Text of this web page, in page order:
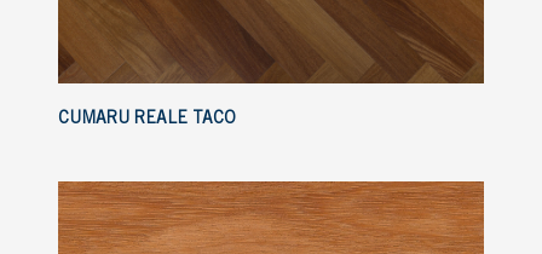
CUMARU REALE TACO